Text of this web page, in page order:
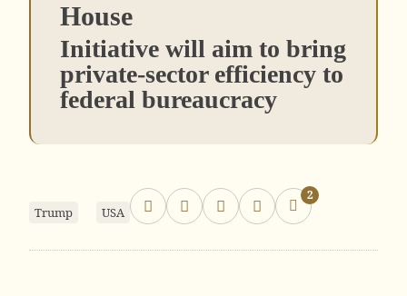
House
Initiative will aim to bring
private-sector efficiency to
federal bureaucracy
Trump USA
2